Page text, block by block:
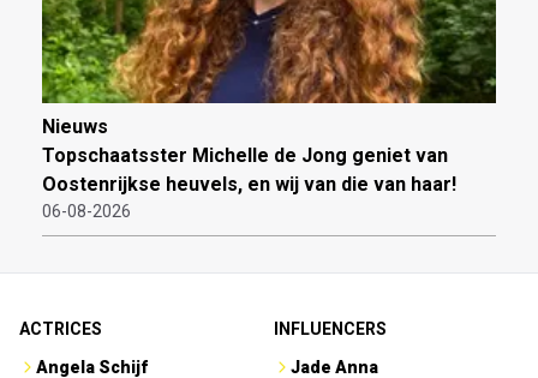
Nieuws
Topschaatsster Michelle de Jong geniet van
Oostenrijkse heuvels, en wij van die van haar!
06-08-2026
ACTRICES
Angela Schijf
INFLUENCERS
Jade Anna